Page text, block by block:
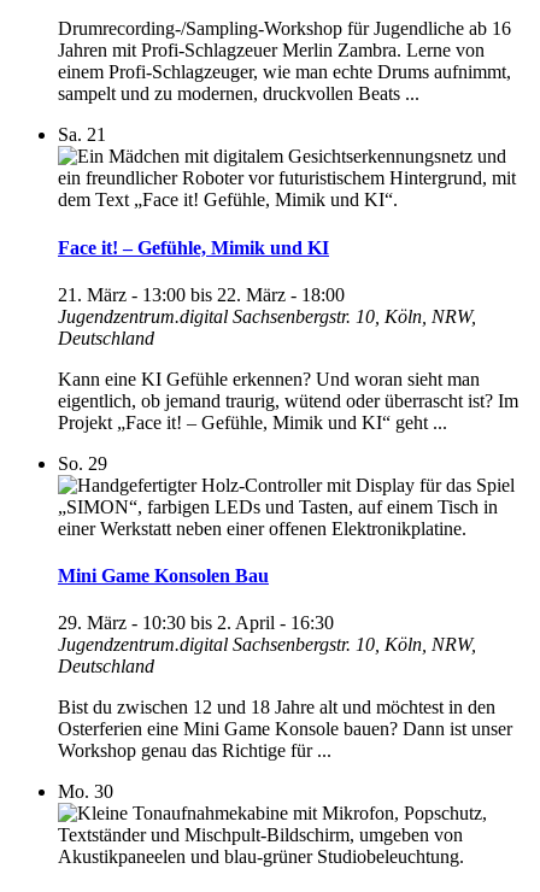
Drumrecording-/Sampling-Workshop für Jugendliche ab 16
Jahren mit Profi-Schlagzeuer Merlin Zambra. Lerne von
einem Profi-Schlagzeuger, wie man echte Drums aufnimmt,
sampelt und zu modernen, druckvollen Beats ...
Sa. 21
Face it! – Gefühle, Mimik und KI
21. März - 13:00 bis 22. März - 18:00
Jugendzentrum.digital Sachsenbergstr. 10, Köln, NRW,
Deutschland
Kann eine KI Gefühle erkennen? Und woran sieht man
eigentlich, ob jemand traurig, wütend oder überrascht ist? Im
Projekt „Face it! – Gefühle, Mimik und KI“ geht ...
So. 29
Mini Game Konsolen Bau
29. März - 10:30 bis 2. April - 16:30
Jugendzentrum.digital Sachsenbergstr. 10, Köln, NRW,
Deutschland
Bist du zwischen 12 und 18 Jahre alt und möchtest in den
Osterferien eine Mini Game Konsole bauen? Dann ist unser
Workshop genau das Richtige für ...
Mo. 30